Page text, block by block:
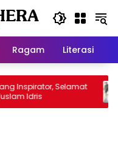
Ragam Literasi
Selamat